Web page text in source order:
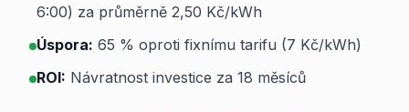
6:00) za průměrně 2,50 Kč/kWh
Úspora: 65 % oproti fixnímu tarifu (7 Kč/kWh)
ROI: Návratnost investice za 18 měsíců